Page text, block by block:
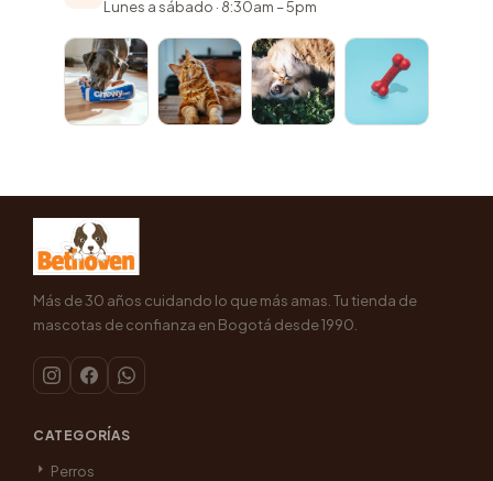
Lunes a sábado · 8:30am – 5pm
Más de 30 años cuidando lo que más amas. Tu tienda de
mascotas de confianza en Bogotá desde 1990.
CATEGORÍAS
Perros